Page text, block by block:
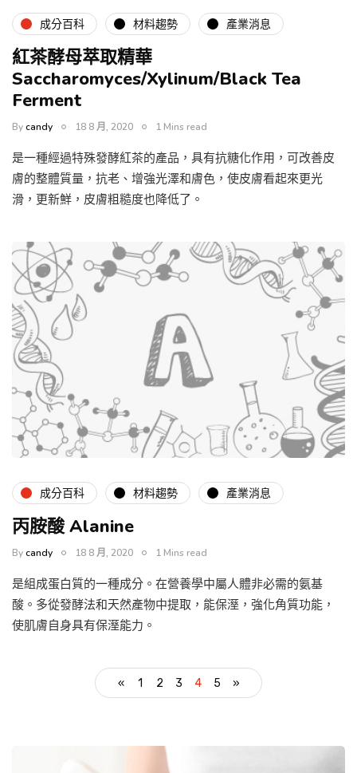
成分百科 材料趨勢 產業消息
紅茶酵母萃取精華
Saccharomyces/Xylinum/Black Tea
Ferment
Bycandy 18 8 月, 2020 1 Mins read
是一種經過特殊發酵紅茶的產品，具有抗糖化作用，可改善皮
膚的整體質量，抗老、增強光澤和膚色，使皮膚看起來更光
滑，更新鮮，皮膚粗糙度也降低了。
成分百科 材料趨勢 產業消息
丙胺酸 Alanine
Bycandy 18 8 月, 2020 1 Mins read
是組成蛋白質的一種成分。在營養學中屬人體非必需的氨基
酸。多從發酵法和天然產物中提取，能保溼，強化角質功能，
使肌膚自身具有保溼能力。
« 1 2 3 4 5 »